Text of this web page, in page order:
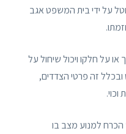
על ידי בית המשפט אגב
או על חלקו ויכול שיחול על
זה פרטי הצדדים,
הכרח למנוע מצב בו